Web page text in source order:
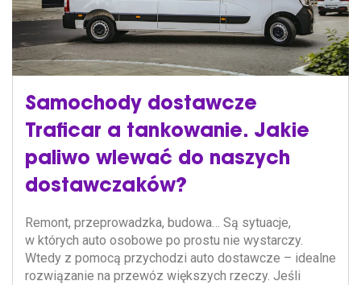
Samochody dostawcze
Traficar a tankowanie. Jakie
paliwo wlewać do naszych
dostawczaków?
Remont, przeprowadzka, budowa… Są sytuacje,
w których auto osobowe po prostu nie wystarczy.
Wtedy z pomocą przychodzi auto dostawcze – idealne
rozwiązanie na przewóz większych rzeczy. Jeśli